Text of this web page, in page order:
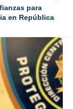
para
en República